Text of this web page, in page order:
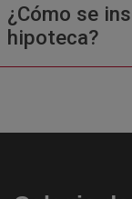
¿Cómo se
hipoteca?